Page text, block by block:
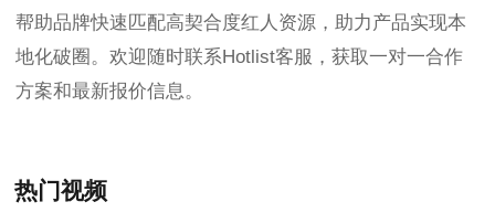
帮助品牌快速匹配高契合度红人资源，助力产品实现本
地化破圈。欢迎随时联系Hotlist客服，获取一对一合作
方案和最新报价信息。
热门视频